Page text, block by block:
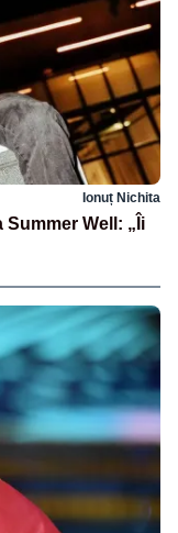
Ionuț Nichita
Summer Well: „Îi